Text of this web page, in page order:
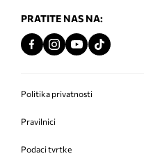
PRATITE NAS NA:
Politika privatnosti
Pravilnici
Podaci tvrtke